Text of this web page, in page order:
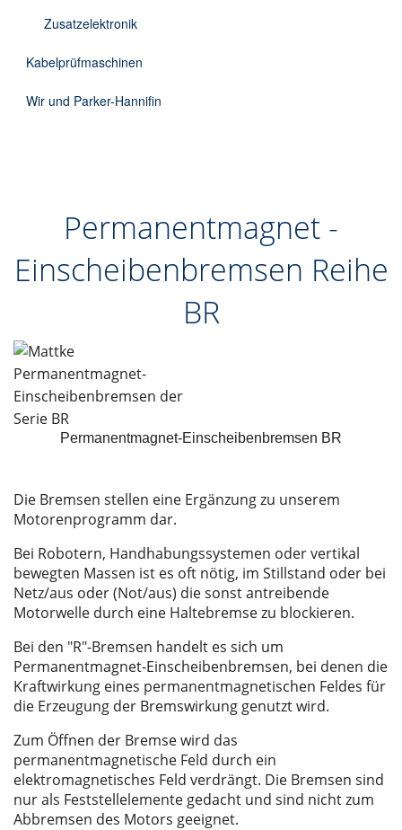
Zusatzelektronik
Kabelprüfmaschinen
Wir und Parker-Hannifin
Permanentmagnet -
Einscheibenbremsen Reihe
BR
Permanentmagnet-Einscheibenbremsen BR
Die Bremsen stellen eine Ergänzung zu unserem
Motorenprogramm dar.
Bei Robotern, Handhabungssystemen oder vertikal
bewegten Massen ist es oft nötig, im Stillstand oder bei
Netz/aus oder (Not/aus) die sonst antreibende
Motorwelle durch eine Haltebremse zu blockieren.
Bei den "R"-Bremsen handelt es sich um
Permanentmagnet-Einscheibenbremsen, bei denen die
Kraftwirkung eines permanentmagnetischen Feldes für
die Erzeugung der Bremswirkung genutzt wird.
Zum Öffnen der Bremse wird das
permanentmagnetische Feld durch ein
elektromagnetisches Feld verdrängt. Die Bremsen sind
nur als Feststellelemente gedacht und sind nicht zum
Abbremsen des Motors geeignet.